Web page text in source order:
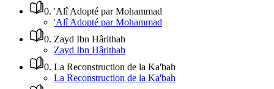
0. 'Alî Adopté par Mohammad
'Alî Adopté par Mohammad
0. Zayd Ibn Hârithah
Zayd Ibn Hârithah
0. La Reconstruction de la Ka'bah
La Reconstruction de la Ka'bah